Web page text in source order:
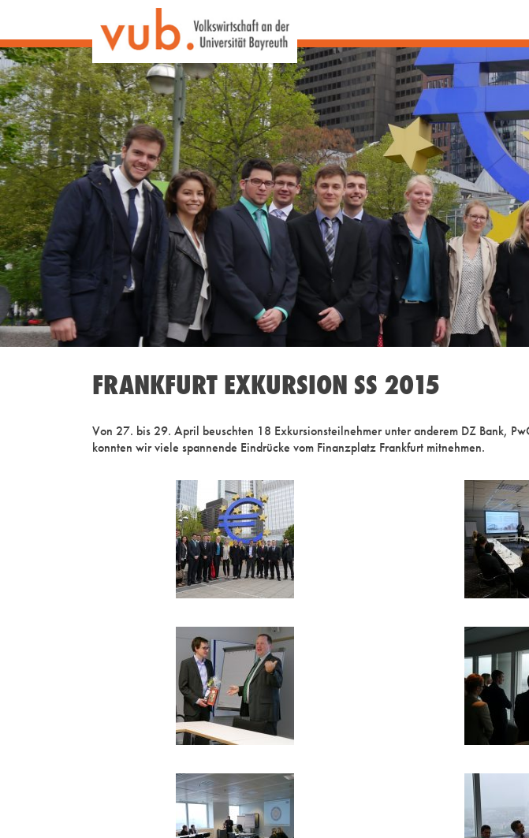
FRANKFURT EXKURSION SS 2015
Von 27. bis 29. April beuschten 18 Exkursionsteilnehmer unter anderem DZ Bank,
konnten wir viele spannende Eindrücke vom Finanzplatz Frankfurt mitnehmen.